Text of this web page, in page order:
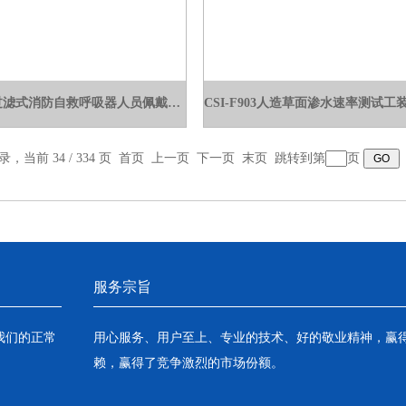
CSI-X057过滤式消防自救呼吸器人员佩戴适用性装置.
，当前 34 / 334 页 首页 上一页 下一页 末页 跳转到第 页
们的正常
服务宗旨
用心服务、用户至上、专业的技术、好的敬业精神，赢
赖，赢得了竞争激烈的市场份额。